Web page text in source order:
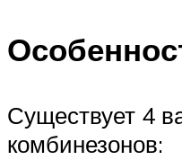
Существует 4
комбинезонов: